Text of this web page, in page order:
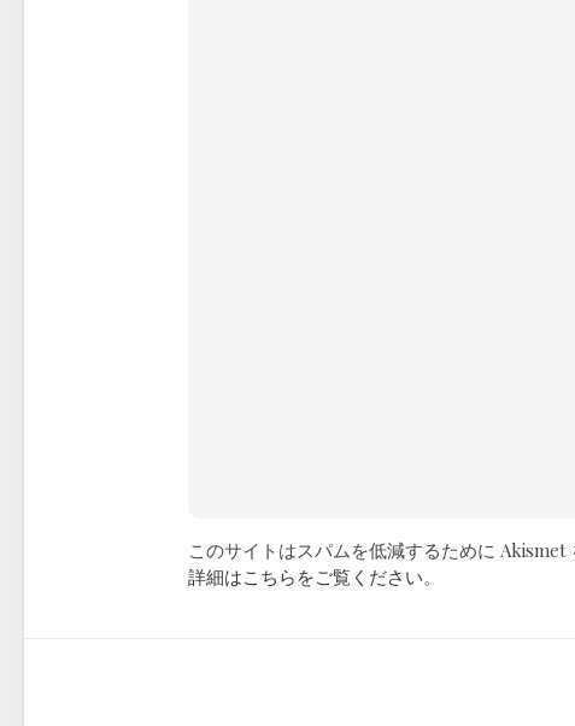
このサイトはスパムを低減するために Akismet
詳細はこちらをご覧ください。